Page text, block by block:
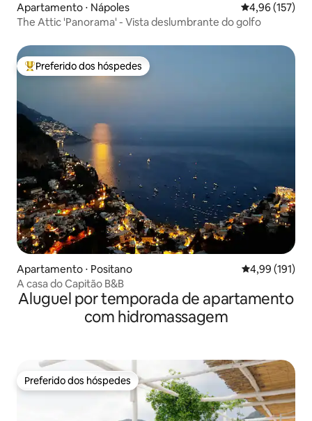
Apartamento ⋅ Nápoles 4,96 de uma
4,96 (157)
The Attic 'Panorama' - Vista deslumbrante do golfo
Entre os melhores preferidos dos hóspedes
Preferido dos hóspedes
Apartamento ⋅ Positano 4,99 de uma
4,99 (191)
A casa do Capitão B&B
Aluguel por temporada de apartamento
com hidromassagem
Preferido dos hóspedes
Preferido dos hóspedes